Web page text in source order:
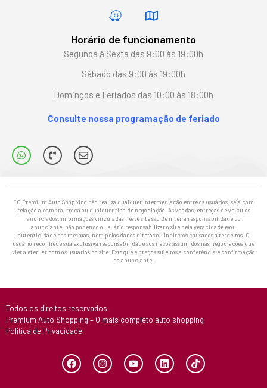
Horário de funcionamento
Segunda à Sexta das 9:00 às 19:00h
Sábado das 9:00 às 19:00h
Domingos e Feriados das 10:00 às 18:00h
Consulte nossa programação de feriado
*O Premium Auto Shopping não realiza qualquer intermediação entre os usuários, seja com
relação à compra, troca ou qualquer tipo de negociação. As vendas, entregas de veículos
anunciados, informações vinculadas neste site são de inteira responsabilidade do
anunciante, não podendo o usuário responsabilizar o site pela veracidade e/ou
autenticidade das mesmas, nem pelos danos diretos ou indiretos causados a terceiros. O
usuário reconhece sua exclusiva responsabilidade aos riscos assumidos nas negociações que
vier a efetuar com os usuários do site. Estoque e preços sujeitos a conferência e confirmação
do anunciante.
Todos os direitos reservados
Premium Auto Shopping – O mais completo auto shopping
Política de Privacidade